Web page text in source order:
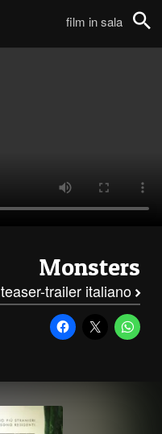
film in sala
Monsters
teaser-trailer italiano